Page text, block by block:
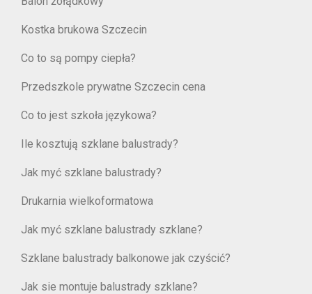
Kostka brukowa Szczecin
Co to są pompy ciepła?
Przedszkole prywatne Szczecin cena
Co to jest szkoła językowa?
Ile kosztują szklane balustrady?
Jak myć szklane balustrady?
Drukarnia wielkoformatowa
Jak myć szklane balustrady szklane?
Szklane balustrady balkonowe jak czyścić?
Jak sie montuje balustrady szklane?